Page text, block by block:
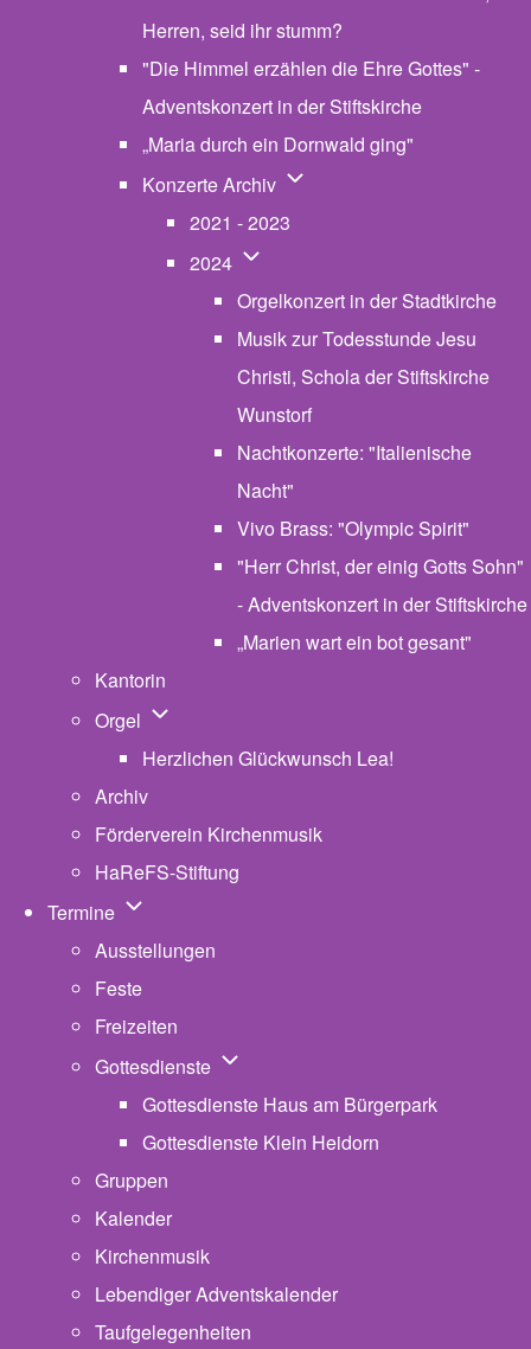
Herren, seid ihr stumm?
"Die Himmel erzählen die Ehre Gottes" -
Adventskonzert in der Stiftskirche
„Maria durch ein Dornwald ging"
Konzerte Archiv Unternavigation von
2021 - 2023
2024 Unternavigation von 2024
Orgelkonzert in der Stadtkirche
Musik zur Todesstunde Jesu
Christi, Schola der Stiftskirche
Wunstorf
Nachtkonzerte: "Italienische
Nacht"
Vivo Brass: "Olympic Spirit"
"Herr Christ, der einig Gotts Sohn"
- Adventskonzert in der Stiftskirche
„Marien wart ein bot gesant"
Kantorin
Orgel Unternavigation von Orgel
Herzlichen Glückwunsch Lea!
Archiv
Förderverein Kirchenmusik
HaReFS-Stiftung
Termine Unternavigation von Termine
Ausstellungen
Feste
Freizeiten
Gottesdienste Unternavigation von Gottesdienste
Gottesdienste Haus am Bürgerpark
Gottesdienste Klein Heidorn
Gruppen
Kalender
Kirchenmusik
Lebendiger Adventskalender
Taufgelegenheiten